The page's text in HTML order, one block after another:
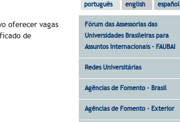
português english español
Fórum das Assessorias das
Universidades Brasileiras para
Assuntos Internacionais - FAUBAI
Redes Universitárias
Agências de Fomento - Brasil
Agências de Fomento - Exterior
oferecer vagas
de